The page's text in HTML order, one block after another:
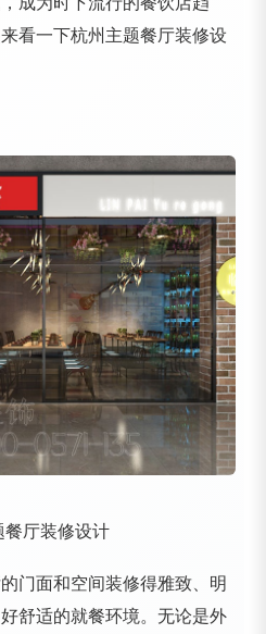
看一下杭州主题餐厅装修设
厅装修设计
门面和空间装修得雅致、明
舒适的就餐环境。无论是外